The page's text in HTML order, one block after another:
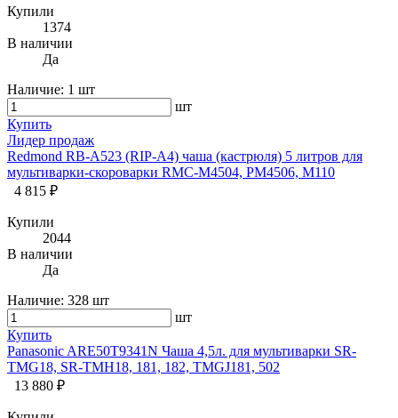
Купили
1374
В наличии
Да
Наличие: 1 шт
шт
Купить
Лидер продаж
Redmond RB-A523 (RIP-А4) чаша (кастрюля) 5 литров для
мультиварки-скороварки RMC-M4504, PM4506, M110
4 815 ₽
Купили
2044
В наличии
Да
Наличие: 328 шт
шт
Купить
Panasonic ARE50T9341N Чаша 4,5л. для мультиварки SR-
TMG18, SR-TMH18, 181, 182, TMGJ181, 502
13 880 ₽